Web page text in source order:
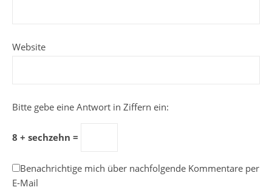
Website
Bitte gebe eine Antwort in Ziffern ein:
8 + sechzehn =
Benachrichtige mich über nachfolgende Kommentare per
E-Mail